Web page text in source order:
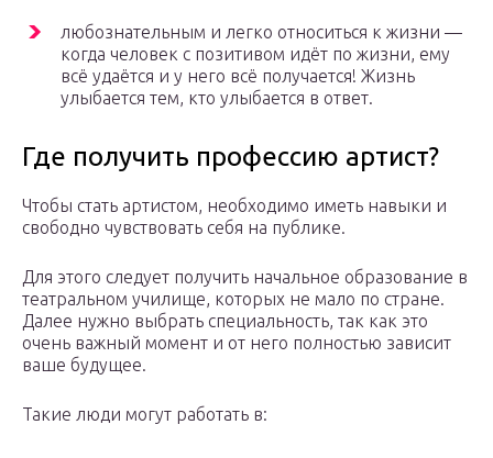
любознательным и легко относиться к жизни —
когда человек с позитивом идёт по жизни, ему
всё удаётся и у него всё получается! Жизнь
улыбается тем, кто улыбается в ответ.
Где получить профессию артист?
Чтобы стать артистом, необходимо иметь навыки и
свободно чувствовать себя на публике.
Для этого следует получить начальное образование в
театральном училище, которых не мало по стране.
Далее нужно выбрать специальность, так как это
очень важный момент и от него полностью зависит
ваше будущее.
Такие люди могут работать в: